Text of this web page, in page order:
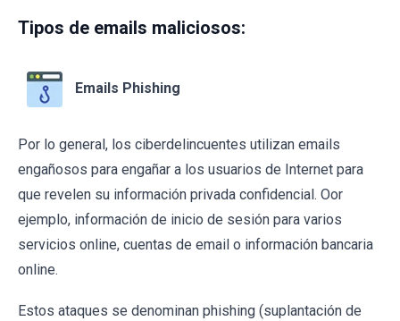
Tipos de emails maliciosos:
Emails Phishing
Por lo general, los ciberdelincuentes utilizan emails
engañosos para engañar a los usuarios de Internet para
que revelen su información privada confidencial. Oor
ejemplo, información de inicio de sesión para varios
servicios online, cuentas de email o información bancaria
online.
Estos ataques se denominan phishing (suplantación de